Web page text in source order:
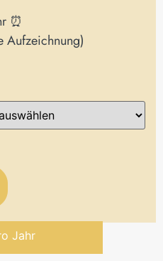
⏰
Aufzeichnung)
Jahr